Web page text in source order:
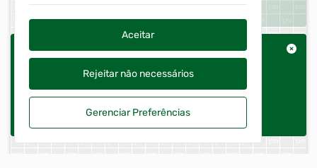
Aceitar
Rejeitar não necessários
Gerenciar Preferências
Aviso Transparência 2
Devido à implantação do novo sistema de gestão
informatizado e a migração de dados da Prefeitura
Municipal de Arapoti/PR, o Portal da Transparência
encontra-se em fase de implantação/ativação, o que
pode causar inconsistências nas informações exibidas
Ver mais